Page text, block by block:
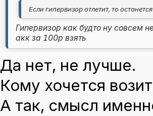
Если гипервизор отлетит, то
Гипервизор как будто ну совсем
акк за 100р взять
Да нет, не лучше.
Кому хочется
А так, смысл